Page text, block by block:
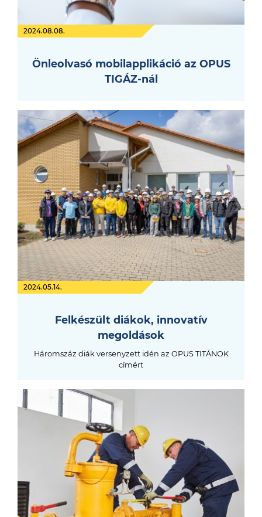
2024.08.08.
Önleolvasó mobilapplikáció az OPUS
TIGÁZ-nál
2024.05.14.
Felkészült diákok, innovatív
megoldások
Háromszáz diák versenyzett idén az OPUS TITÁNOK
címért